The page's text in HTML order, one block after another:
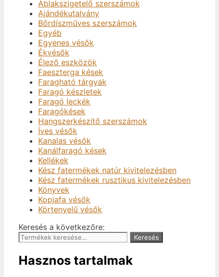
Ablakszigetelő szerszámok
Ajándékutalvány
Bőrdíszműves szerszámok
Egyéb
Egyenes vésők
Ékvésők
Élező eszközök
Faeszterga kések
Faragható tárgyak
Faragó készletek
Faragó leckék
Faragókések
Hangszerkészítő szerszámok
Íves vésők
Kanalas vésők
Kanálfaragó kések
Kellékek
Kész fatermékek natúr kivitelezésben
Kész fatermékek rusztikus kivitelezésben
Könyvek
Kopjafa vésők
Körtenyelű vésők
Keresés a következőre:
Keresés
Hasznos tartalmak